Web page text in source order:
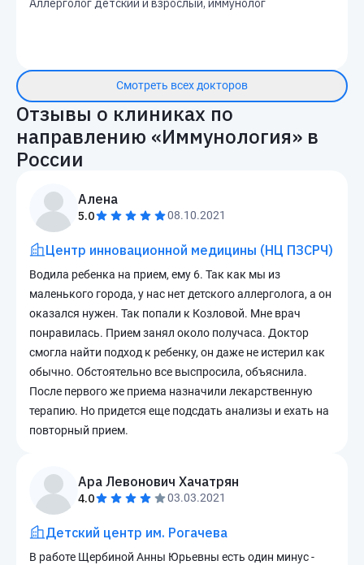
Аллерголог детский и взрослый, иммунолог
Смотреть всех докторов
Отзывы о клиниках по
направлению «Иммунология» в
России
Алена
5.0 08.10.2021
Центр инновационной медицины (НЦ ПЗСРЧ)
Водила ребенка на прием, ему 6. Так как мы из
маленького города, у нас нет детского аллерголога, а он
оказался нужен. Так попали к Козловой. Мне врач
понравилась. Прием занял около получаса. Доктор
смогла найти подход к ребенку, он даже не истерил как
обычно. Обстоятельно все выспросила, объяснила.
После первого же приема назначили лекарственную
терапию. Но придется еще подсдать анализы и ехать на
повторный прием.
Ара Левонович Хачатрян
4.0 03.03.2021
Детский центр им. Рогачева
В работе Щербиной Анны Юрьевны есть один минус -